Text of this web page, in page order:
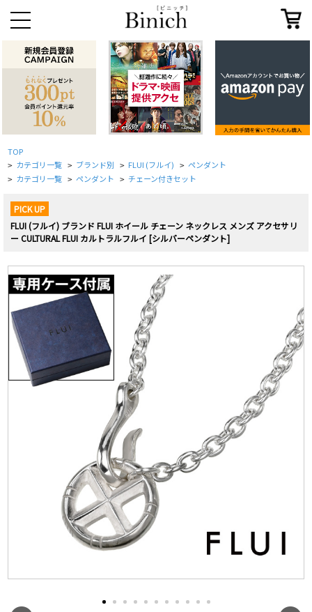
TOP
> カテゴリ一覧 > ブランド別 > FLUI (フルイ) > ペンダント
> カテゴリ一覧 > ペンダント > チェーン付きセット
PICK UP
FLUI (フルイ) ブランド FLUI ホイール チェーン ネックレス メンズ アクセサリ
ー CULTURAL FLUI カルトラルフルイ [シルバーペンダント]